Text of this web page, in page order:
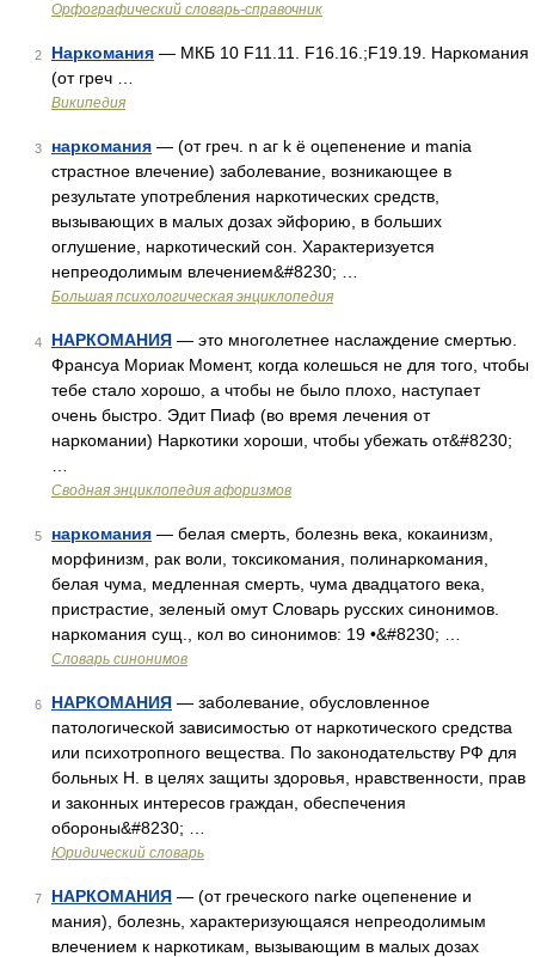
Орфографический словарь-справочник
2 Наркомания — МКБ 10 F11.11. F16.16.;F19.19. Наркомания
(от греч …
Википедия
3 наркомания — (от греч. n аг k ё оцепенение и mania
страстное влечение) заболевание, возникающее в
результате употребления наркотических средств,
вызывающих в малых дозах эйфорию, в больших
оглушение, наркотический сон. Характеризуется
непреодолимым влечением&#8230; …
Большая психологическая энциклопедия
4 НАРКОМАНИЯ — это многолетнее наслаждение смертью.
Франсуа Мориак Момент, когда колешься не для того, чтобы
тебе стало хорошо, а чтобы не было плохо, наступает
очень быстро. Эдит Пиаф (во время лечения от
наркомании) Наркотики хороши, чтобы убежать от&#8230;
Сводная энциклопедия афоризмов
5 наркомания — белая смерть, болезнь века, кокаинизм,
морфинизм, рак воли, токсикомания, полинаркомания,
белая чума, медленная смерть, чума двадцатого века,
пристрастие, зеленый омут Словарь русских синонимов.
наркомания сущ., кол во синонимов: 19 •&#8230; …
Словарь синонимов
6 НАРКОМАНИЯ — заболевание, обусловленное
патологической зависимостью от наркотического средства
или психотропного вещества. По законодательству РФ для
больных Н. в целях защиты здоровья, нравственности, прав
и законных интересов граждан, обеспечения
обороны&#8230; …
Юридический словарь
7 НАРКОМАНИЯ — (от греческого narke оцепенение и
мания), болезнь, характеризующаяся непреодолимым
влечением к наркотикам, вызывающим в малых дозах